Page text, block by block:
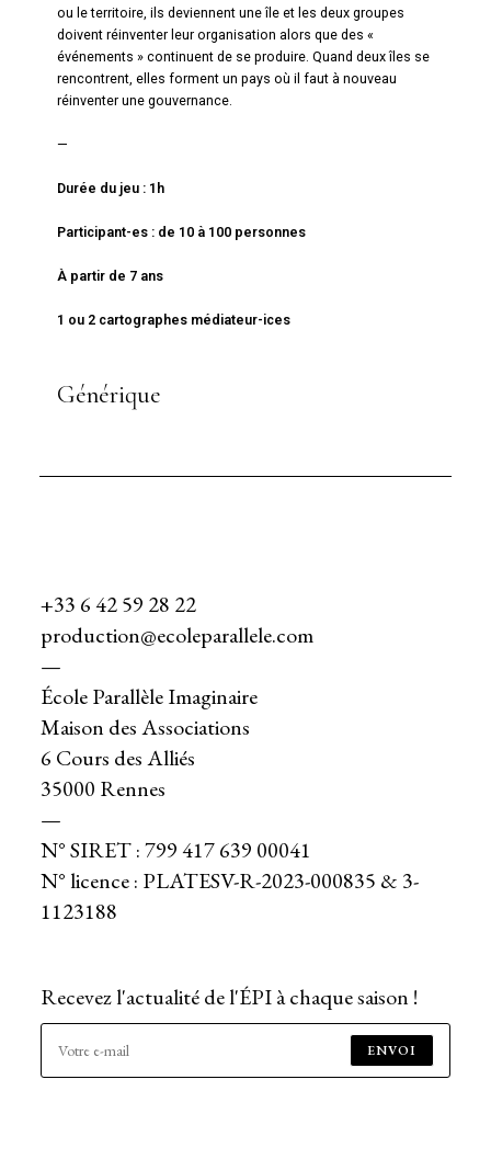
ou le territoire, ils deviennent une île et les deux groupes
doivent réinventer leur organisation alors que des «
événements » continuent de se produire. Quand deux îles se
rencontrent, elles forment un pays où il faut à nouveau
réinventer une gouvernance.
—
Durée du jeu : 1h
Participant-es : de 10 à 100 personnes
À partir de 7 ans
1 ou 2 cartographes médiateur-ices
Générique
+33 6 42 59 28 22
production@ecoleparallele.com
—
École Parallèle Imaginaire
Maison des Associations
6 Cours des Alliés
35000 Rennes
—
N° SIRET : 799 417 639 00041
N° licence : PLATESV-R-2023-000835 & 3-
1123188
Recevez l'actualité de l'ÉPI à chaque saison !
ENVOI